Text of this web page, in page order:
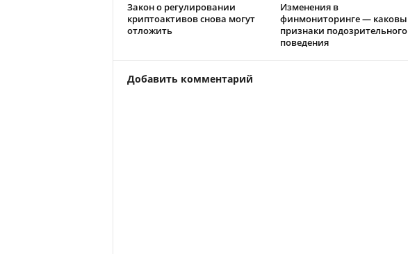
Закон о регулировании
криптоактивов снова могут
отложить
Изменения в
финмониторинге — каковы
признаки подозрительного
поведения
Добавить комментарий